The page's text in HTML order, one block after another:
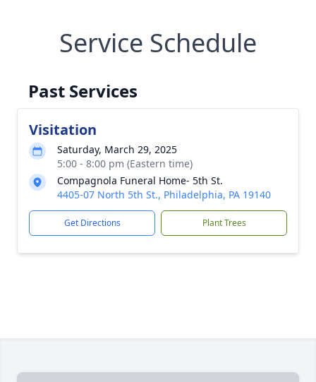
Service Schedule
Past Services
Visitation
Saturday, March 29, 2025
5:00 - 8:00 pm (Eastern time)
Compagnola Funeral Home- 5th St.
4405-07 North 5th St., Philadelphia, PA 19140
Get Directions Plant Trees